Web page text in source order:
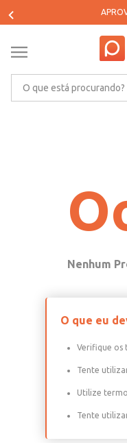
O que eu
Verifique os
Tente
Utilize
Tente